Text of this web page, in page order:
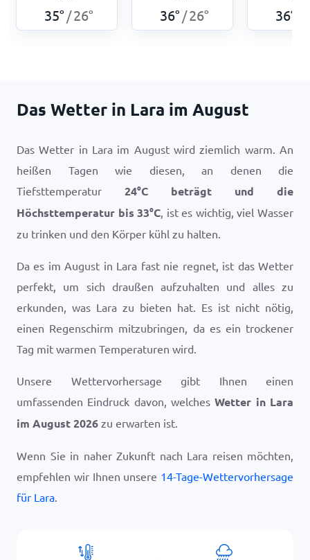
35° /26° 36° /26° 36°
Das Wetter in Lara im August
Das Wetter in Lara im August wird ziemlich warm. An
heißen Tagen wie diesen, an denen die
Tiefsttemperatur 24°C beträgt und die
Höchsttemperatur bis33°C, ist es wichtig, viel Wasser
zu trinken und den Körper kühl zu halten.
Da es im August in Lara fast nie regnet, ist das Wetter
perfekt, um sich draußen aufzuhalten und alles zu
erkunden, was Lara zu bieten hat. Es ist nicht nötig,
einen Regenschirm mitzubringen, da es ein trockener
Tag mit warmen Temperaturen wird.
Unsere Wettervorhersage gibt Ihnen einen
umfassenden Eindruck davon, welchesWetter in Lara
im August 2026 zu erwarten ist.
Wenn Sie in naher Zukunft nach Lara reisen möchten,
empfehlen wir Ihnen unsere 14-Tage-Wettervorhersage
für Lara.